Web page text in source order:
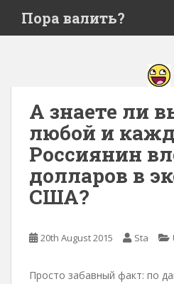
i
Пора валить?
А знаете ли
любой и
Россиянин
долларов в
США?
20th August 2015 Sta
Просто забавный факт: по